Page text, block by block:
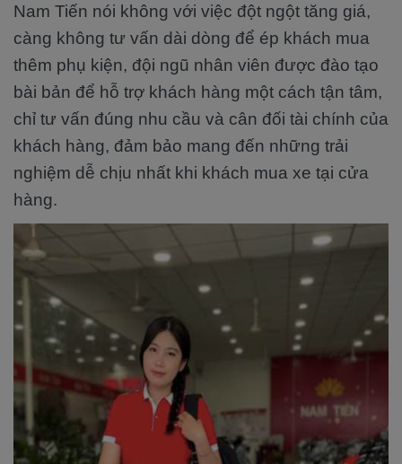
Nam Tiến nói không với việc đột ngột tăng giá,
càng không tư vấn dài dòng để ép khách mua
thêm phụ kiện, đội ngũ nhân viên được đào tạo
bài bản để hỗ trợ khách hàng một cách tận tâm,
chỉ tư vấn đúng nhu cầu và cân đối tài chính của
khách hàng, đảm bảo mang đến những trải
nghiệm dễ chịu nhất khi khách mua xe tại cửa
hàng.